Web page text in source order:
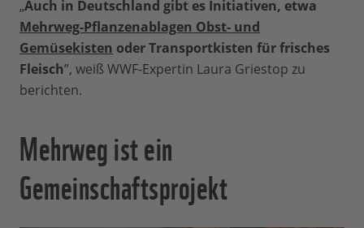
„Auch in Deutschland gibt es Initiativen, etwa
Mehrweg-Pflanzenablagen Obst- und
Gemüsekisten oder Transportkisten für frisches
Fleisch”, weiß WWF-Expertin Laura Griestop zu
berichten.
Mehrweg ist ein
Gemeinschaftsprojekt